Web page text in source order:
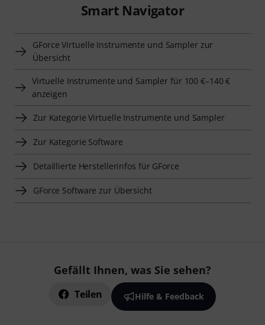
Smart Navigator
GForce Virtuelle Instrumente und Sampler zur
Übersicht
Virtuelle Instrumente und Sampler für 100 €–140 €
anzeigen
Zur Kategorie Virtuelle Instrumente und Sampler
Zur Kategorie Software
Detaillierte Herstellerinfos für GForce
GForce Software zur Übersicht
Gefällt Ihnen, was Sie sehen?
Teilen Hilfe & Feedback